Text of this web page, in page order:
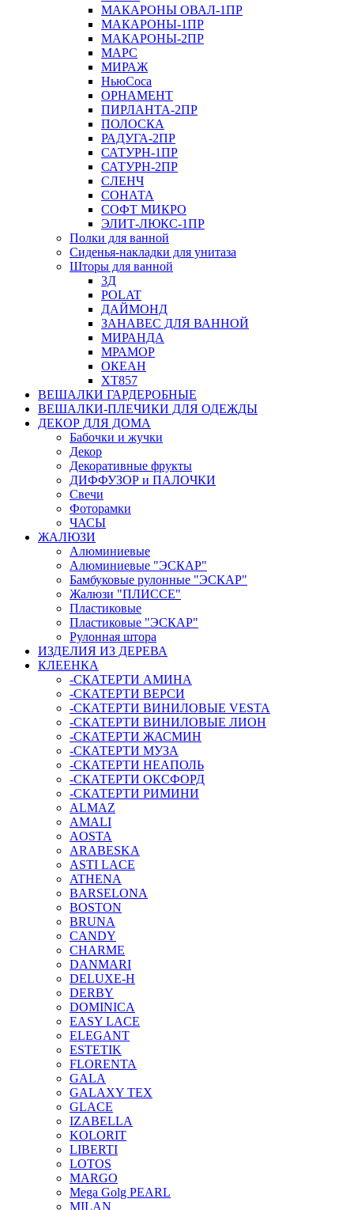
МАКАРОНЫ ОВАЛ-1ПР
МАКАРОНЫ-1ПР
МАКАРОНЫ-2ПР
МАРС
МИРАЖ
НьюСоса
ОРНАМЕНТ
ПИРЛАНТА-2ПР
ПОЛОСКА
РАДУГА-2ПР
САТУРН-1ПР
САТУРН-2ПР
СЛЕНЧ
СОНАТА
СОФТ МИКРО
ЭЛИТ-ЛЮКС-1ПР
Полки для ванной
Сиденья-накладки для унитаза
Шторы для ванной
3Д
POLAT
ДАЙМОНД
ЗАНАВЕС ДЛЯ ВАННОЙ
МИРАНДА
МРАМОР
ОКЕАН
ХТ857
ВЕШАЛКИ ГАРДЕРОБНЫЕ
ВЕШАЛКИ-ПЛЕЧИКИ ДЛЯ ОДЕЖДЫ
ДЕКОР ДЛЯ ДОМА
Бабочки и жучки
Декор
Декоративные фрукты
ДИФФУЗОР и ПАЛОЧКИ
Свечи
Фоторамки
ЧАСЫ
ЖАЛЮЗИ
Алюминиевые
Алюминиевые "ЭСКАР"
Бамбуковые рулонные "ЭСКАР"
Жалюзи "ПЛИССЕ"
Пластиковые
Пластиковые "ЭСКАР"
Рулонная штора
ИЗДЕЛИЯ ИЗ ДЕРЕВА
КЛЕЕНКА
-СКАТЕРТИ АМИНА
-СКАТЕРТИ ВЕРСИ
-СКАТЕРТИ ВИНИЛОВЫЕ VESTA
-СКАТЕРТИ ВИНИЛОВЫЕ ЛИОН
-СКАТЕРТИ ЖАСМИН
-СКАТЕРТИ МУЗА
-СКАТЕРТИ НЕАПОЛЬ
-СКАТЕРТИ ОКСФОРД
-СКАТЕРТИ РИМИНИ
ALMAZ
AMALI
AOSTA
ARABESKA
ASTI LACE
ATHENA
BARSELONA
BOSTON
BRUNA
CANDY
CHARME
DANMARI
DELUXE-H
DERBY
DOMINICA
EASY LACE
ELEGANT
ESTETIK
FLORENTA
GALA
GALAXY TEX
GLACE
IZABELLA
KOLORIT
LIBERTI
LOTOS
MARGO
Mega Golg PEARL
MILAN